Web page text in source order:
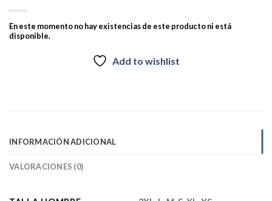
En este momento no hay existencias de este producto ni está
disponible.
Add to wishlist
INFORMACIÓN ADICIONAL
VALORACIONES (0)